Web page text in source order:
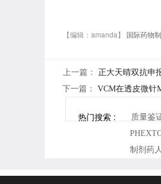
【编辑：amanda】 国际药物
上一篇： 正大天晴双抗申
下一篇： VCM在透皮微针
热门搜索 :
质量鉴
制剂药